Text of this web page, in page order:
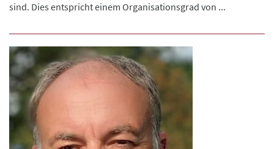
sind. Dies entspricht einem Organisationsgrad von ...